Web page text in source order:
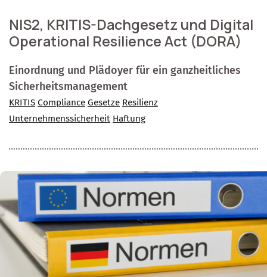
NIS2, KRITIS-Dachgesetz und Digital
Operational Resilience Act (DORA)
Einordnung und Plädoyer für ein ganzheitliches
Sicherheitsmanagement
KRITIS Compliance Gesetze Resilienz
Unternehmenssicherheit Haftung